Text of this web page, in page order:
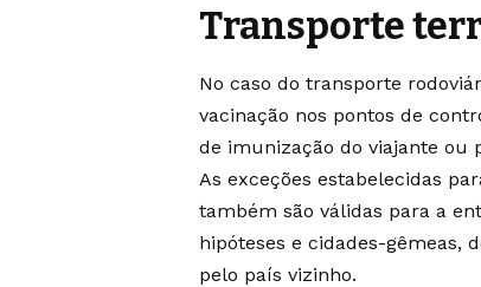
Transporte
No caso do transporte
vacinação nos pontos de
de imunização do viajante ou
As exceções estabelecidas
também são válidas para a
hipóteses e cidades-gêmeas,
pelo país vizinho.